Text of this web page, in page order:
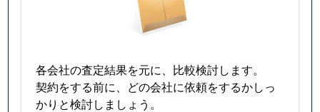
各会社の査定結果を元に、比較検討します。
契約をする前に、どの会社に依頼をするかしっ
かりと検討しましょう。